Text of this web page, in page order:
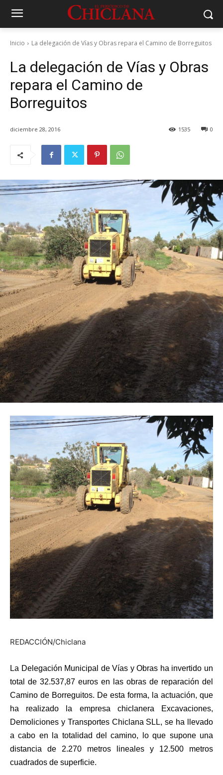
Inicio La delegación de Vías y Obras repara el Camino de Borreguitos
La delegación de Vías y Obras
repara el Camino de
Borreguitos
diciembre 28, 2016 0
1535
REDACCIÓN/Chiclana
La Delegación Municipal de Vías y Obras ha invertido un
total de 32.537,87 euros en las obras de reparación del
Camino de Borreguitos. De esta forma, la actuación, que
ha realizado la empresa chiclanera Excavaciones,
Demoliciones y Transportes Chiclana SLL, se ha llevado
a cabo en la totalidad del camino, lo que supone una
distancia de 2.270 metros lineales y 12.500 metros
cuadrados de superficie.